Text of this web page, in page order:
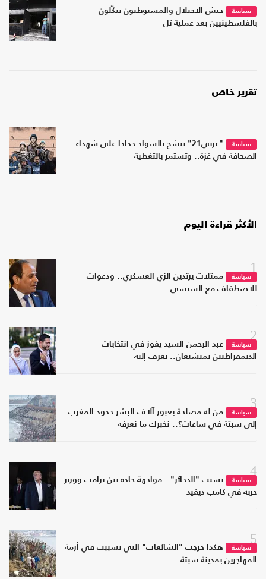
سياسة
جيش الاحتلال والمستوطنون ينكّلون
بالفلسطينيين بعد عملية تل
تقرير خاص
سياسة
"عربي21" تتشح بالسواد حدادا على شهداء
الصحافة في غزة.. وتستمر بالتغطية
الأكثر قراءة اليوم
1
سياسة
ممثلات يرتدين الزي العسكري.. ودعوات
للاصطفاف مع السيسي
2
سياسة
عبد الرحمن السيد يفوز في انتخابات
الديمقراطيين بميشيغان.. تعرف إليه
3
سياسة
من له مصلحة بعبور آلاف البشر حدود المغرب
إلى سبتة في ساعات؟.. نخبرك ما نعرفه
4
سياسة
بسبب "الذخائر".. مواجهة حادة بين ترامب ووزير
حربه في كامب ديفيد
5
سياسة
هكذا خرجت "الشائعات" التي تسببت في أزمة
المهاجرين بمدينة سبتة